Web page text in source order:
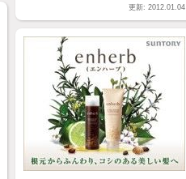
更新: 2012.01.04